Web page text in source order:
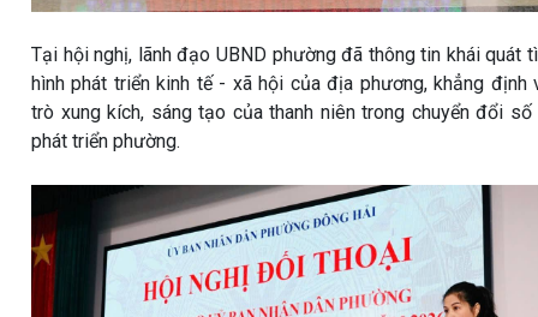
Tại hội nghị, lãnh đạo UBND phường đã thông tin khái quát
hình phát triển kinh tế - xã hội của địa phương, khẳng định
trò xung kích, sáng tạo của thanh niên trong chuyển đổi số
phát triển phường.